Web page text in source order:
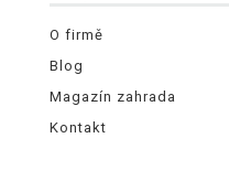
O firmě
Blog
Magazín zahrada
Kontakt